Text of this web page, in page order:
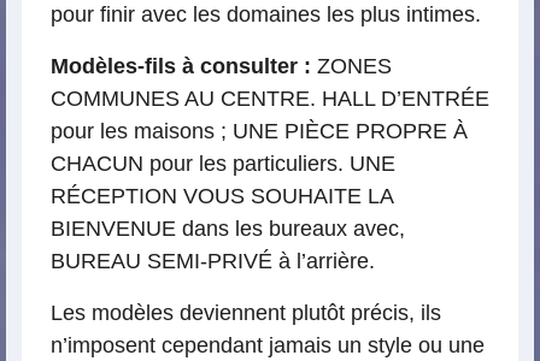
pour finir avec les domaines les plus intimes.
Modèles-fils à consulter : ZONES
COMMUNES AU CENTRE. HALL D’ENTRÉE
pour les maisons ; UNE PIÈCE PROPRE À
CHACUN pour les particuliers. UNE
RÉCEPTION VOUS SOUHAITE LA
BIENVENUE dans les bureaux avec,
BUREAU SEMI-PRIVÉ à l’arrière.
Les modèles deviennent plutôt précis, ils
n’imposent cependant jamais un style ou une